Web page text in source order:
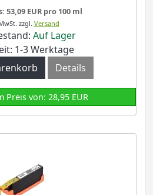
53,09 EUR pro 100 ml
zzgl. Versand
Auf Lager
1-3 Werktage
Details
Preis von: 28,95 EUR